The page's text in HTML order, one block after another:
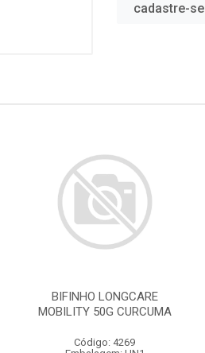
cadastre-
BIFINHO LONGCARE
MOBILITY 50G CURCUMA
Código: 4269